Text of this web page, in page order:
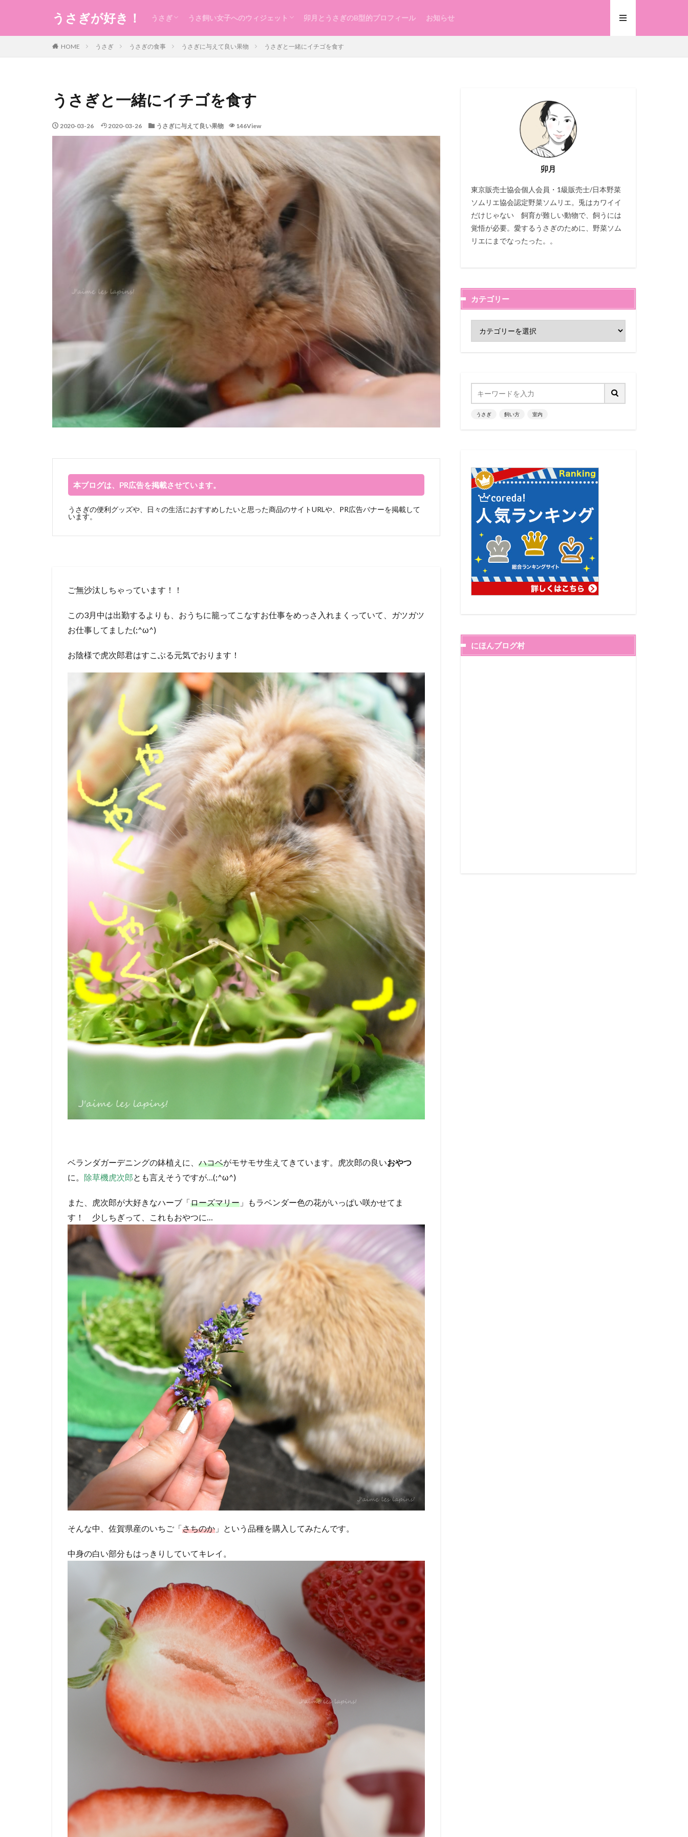
うさぎが好き！ うさぎ うさ飼い女子へのウィジェット 卯月とうさぎのB型的プロフィール お知らせ
HOME うさぎ うさぎの食事 うさぎに与えて良い果物 うさぎと一緒にイチゴを食す
うさぎと一緒にイチゴを食す
2020-03-26 2020-03-26 うさぎに与えて良い果物 146View
本ブログは、PR広告を掲載させています。
うさぎの便利グッズや、日々の生活におすすめしたいと思った商品のサイトURLや、PR広告バナーを掲載して
います。
ご無沙汰しちゃっています！！
この3月中は出勤するよりも、おうちに籠ってこなすお仕事をめっさ入れまくっていて、ガツガツ
お仕事してました(;^ω^)
お陰様で虎次郎君はすこぶる元気でおります！
ベランダガーデニングの鉢植えに、 ハコベがモサモサ生えてきています。虎次郎の良いおやつ
に。 除草機虎次郎とも言えそうですが…(;^ω^)
また、虎次郎が大好きなハーブ「ローズマリー 」もラベンダー色の花がいっぱい咲かせてま
す！ 少しちぎって、これもおやつに…
そんな中、佐賀県産のいちご「さちのか 」という品種を購入してみたんです。
中身の白い部分もはっきりしていてキレイ。
卯月
東京販売士協会個人会員・1級販売士/日本野菜
ソムリエ協会認定野菜ソムリエ。兎はカワイイ
だけじゃない 飼育が難しい動物で、飼うには
覚悟が必要。愛するうさぎのために、野菜ソム
リエにまでなったった。。
カテゴリー
うさぎ 飼い方 室内
にほんブログ村